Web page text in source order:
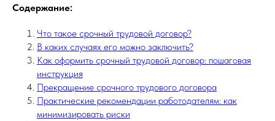
Содержание:
Что такое срочный трудовой договор?
В каких случаях его можно заключить?
Как оформить срочный трудовой договор: пошаговая
инструкция
Прекращение срочного трудового договора
Практические рекомендации работодателям: как
минимизировать риски